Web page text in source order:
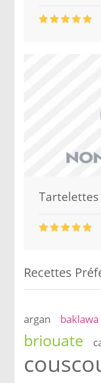
Tartelettes
Recettes
argan baklawa
briouate